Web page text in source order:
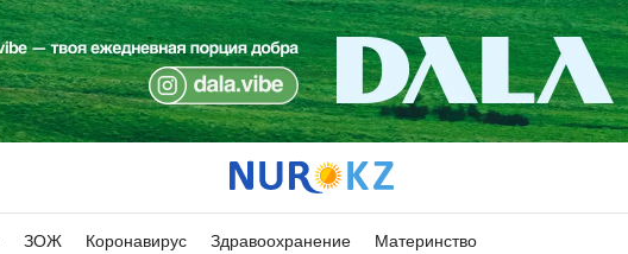
ЗОЖ Коронавирус Здравоохранение Материнство